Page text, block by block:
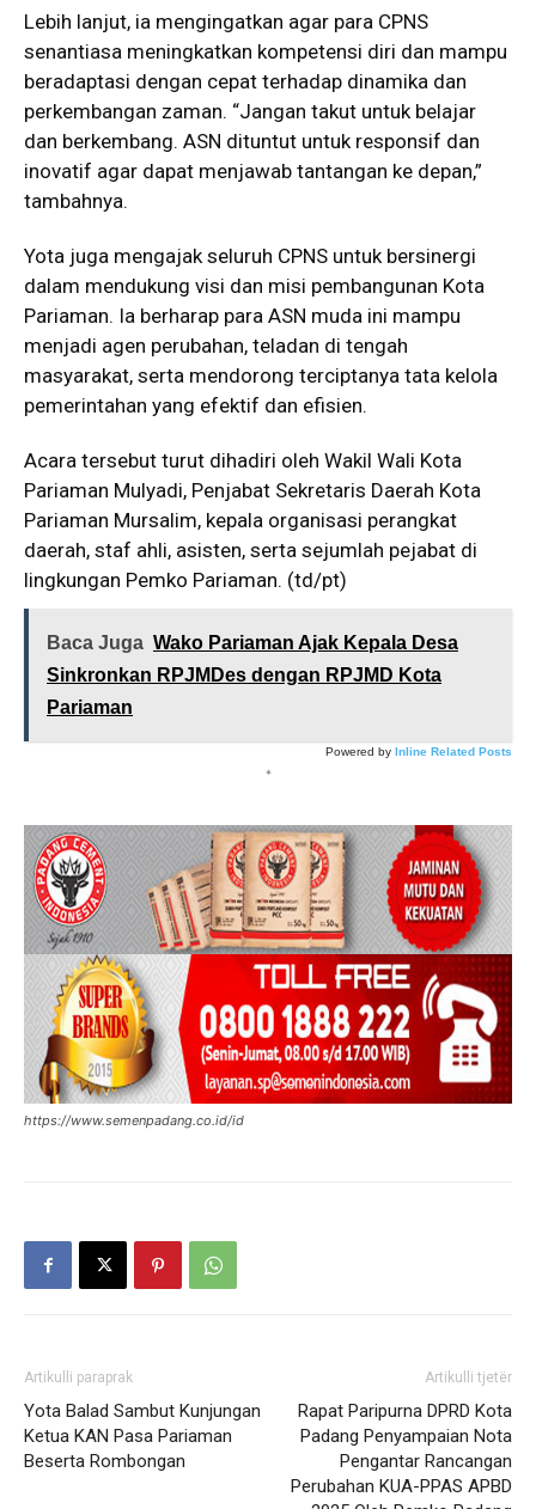
Lebih lanjut, ia mengingatkan agar para CPNS
senantiasa meningkatkan kompetensi diri dan mampu
beradaptasi dengan cepat terhadap dinamika dan
perkembangan zaman. “Jangan takut untuk belajar
dan berkembang. ASN dituntut untuk responsif dan
inovatif agar dapat menjawab tantangan ke depan,”
tambahnya.
Yota juga mengajak seluruh CPNS untuk bersinergi
dalam mendukung visi dan misi pembangunan Kota
Pariaman. Ia berharap para ASN muda ini mampu
menjadi agen perubahan, teladan di tengah
masyarakat, serta mendorong terciptanya tata kelola
pemerintahan yang efektif dan efisien.
Acara tersebut turut dihadiri oleh Wakil Wali Kota
Pariaman Mulyadi, Penjabat Sekretaris Daerah Kota
Pariaman Mursalim, kepala organisasi perangkat
daerah, staf ahli, asisten, serta sejumlah pejabat di
lingkungan Pemko Pariaman. (td/pt)
Baca Juga Wako Pariaman Ajak Kepala Desa
Sinkronkan RPJMDes dengan RPJMD Kota
Pariaman
Powered by Inline Related Posts
*
https://www.semenpadang.co.id/id
Artikulli paraprak
Yota Balad Sambut Kunjungan
Ketua KAN Pasa Pariaman
Beserta Rombongan
Artikulli tjetër
Rapat Paripurna DPRD Kota
Padang Penyampaian Nota
Pengantar Rancangan
Perubahan KUA-PPAS APBD